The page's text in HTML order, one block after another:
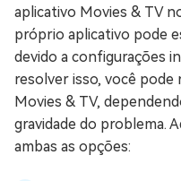
aplicativo Movies & TV
próprio aplicativo pode
devido a configurações
resolver isso, você
Movies & TV,
gravidade do problema.
ambas as opções: